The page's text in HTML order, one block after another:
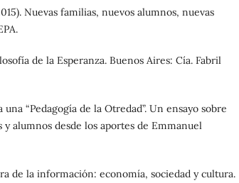
Nuevas familias, nuevos alumnos, nuevas
de la Esperanza. Buenos Aires: Cía. Fabril
una “Pedagogía de la Otredad”. Un ensayo sobre
alumnos desde los aportes de Emmanuel
de la información: economía, sociedad y cultura.